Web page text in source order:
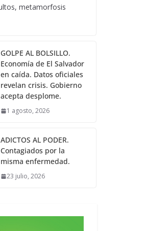
metamorfosis
GOLPE AL BOLSILLO.
Economía de El Salvador
en caída. Datos oficiales
revelan crisis. Gobierno
acepta desplome.
1 agosto, 2026
ADICTOS AL PODER.
Contagiados por la
misma enfermedad.
23 julio, 2026